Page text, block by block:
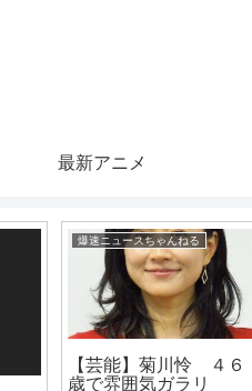
最新アニメ
５３
漫画まとめ速報